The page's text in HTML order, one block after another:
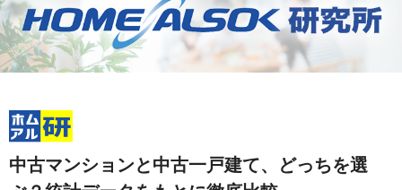
中古マンションと中古一戸建て、どっちを選